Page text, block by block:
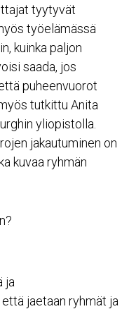
tyytyvät
työelämässä
kuinka paljon
saada, jos
puheenvuorot
tutkittu Anita
yliopistolla.
jakautuminen on
kuvaa ryhmän
ja
jaetaan ryhmät ja